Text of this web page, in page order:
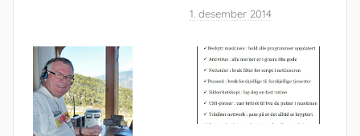
1. desember 2014